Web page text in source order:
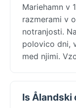
Mariehamn v
razmerami v
notranjosti.
polovico dni,
med njimi.
Is Ålandski